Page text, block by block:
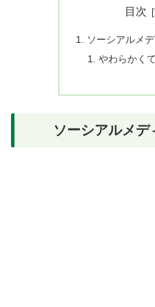
目次
ソーシアルメ
やわらかく
ソーシアルメデ